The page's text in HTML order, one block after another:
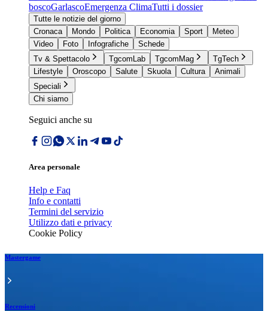
boscoGarlascoEmergenza ClimaTutti i dossier
Tutte le notizie del giorno
Cronaca
Mondo Politica Economia Sport
Meteo
Video
Foto Infografiche
Schede
Tv & Spettacolo
TgcomLab TgcomMag
TgTech
Lifestyle
Oroscopo Salute Skuola Cultura
Animali
Speciali
Chi siamo
Seguici anche su
Area personale
Help e Faq
Info e contatti
Termini del servizio
Utilizzo dati e privacy
Cookie Policy
Mastergame
Recensioni